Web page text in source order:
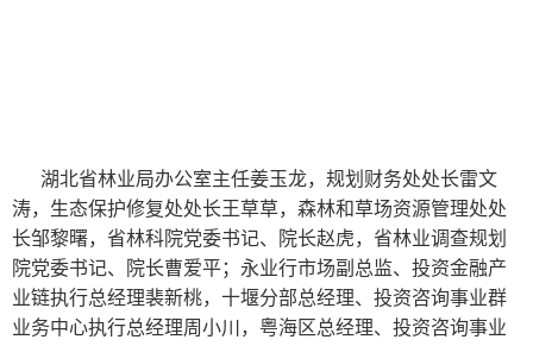
湖北省林业局办公室主任姜玉龙，规划财务处处长雷文
涛，生态保护修复处处长王草草，森林和草场资源管理处处
长邹黎曙，省林科院党委书记、院长赵虎，省林业调查规划
院党委书记、院长曹爱平；永业行市场副总监、投资金融产
业链执行总经理裴新桃，十堰分部总经理、投资咨询事业群
业务中心执行总经理周小川，粤海区总经理、投资咨询事业